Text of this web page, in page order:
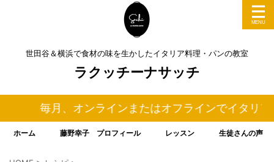
世田谷＆横浜で食材の味を生かしたイタリア料理・パンの教室
ラクッチーナサッチ
月、オンラインまたはオフラインでイタリア料理＆
ホーム 藤野幸子 プロフィール レッスン 生徒さんの声